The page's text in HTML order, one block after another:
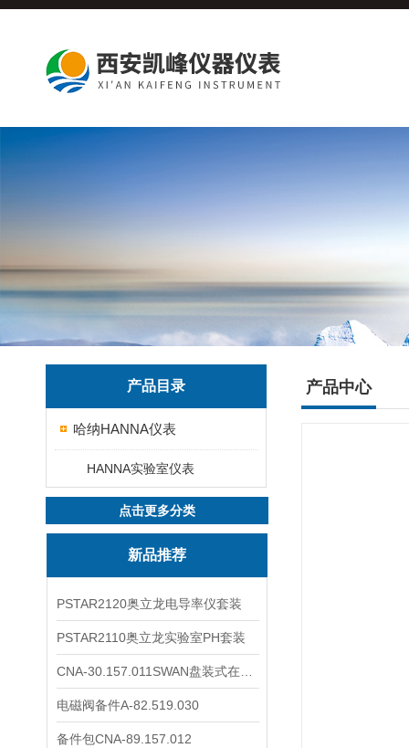
产品目录
哈纳HANNA仪表
HANNA实验室仪表
点击更多分类
新品推荐
PSTAR2120奥立龙电导率仪套装
PSTAR2110奥立龙实验室PH套装
电磁阀备件A-82.519.030
备件包CNA-89.157.012
产品中心